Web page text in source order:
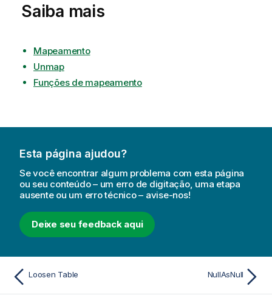
Saiba mais
Mapeamento
Unmap
Funções de mapeamento
Esta página ajudou?
Se você encontrar algum problema com esta página
ou seu conteúdo – um erro de digitação, uma etapa
ausente ou um erro técnico – avise-nos!
Deixe seu feedback aqui
Loosen Table NullAsNull